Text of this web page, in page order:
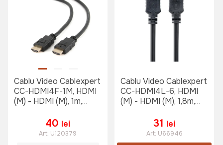
Cablu Video Cablexpert
CC-HDMI4F-1M, HDMI
(M) - HDMI (M), 1m,
40 lei
Art: U120379
Cablu Video Cablexpert
CC-HDMI4L-6, HDMI
(M) - HDMI (M), 1,8m,
31 lei
Art: U66946